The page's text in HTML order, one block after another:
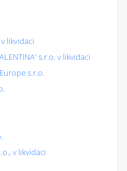
likvidaci
s.r.o. v likvidaci
s.r.o.
v likvidaci